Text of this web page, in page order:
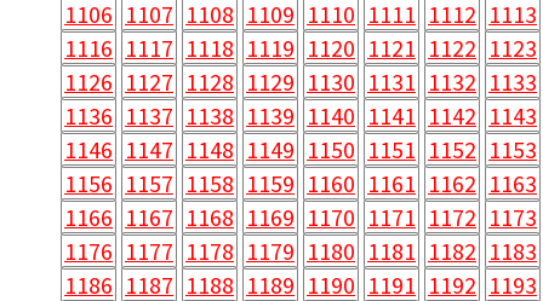
1106 1107 1108 1109 1110 1111 1112 1113
1116 1117 1118 1119 1120 1121 1122 1123
1126 1127 1128 1129 1130 1131 1132 1133
1136 1137 1138 1139 1140 1141 1142 1143
1146 1147 1148 1149 1150 1151 1152 1153
1156 1157 1158 1159 1160 1161 1162 1163
1166 1167 1168 1169 1170 1171 1172 1173
1176 1177 1178 1179 1180 1181 1182 1183
1186 1187 1188 1189 1190 1191 1192 1193